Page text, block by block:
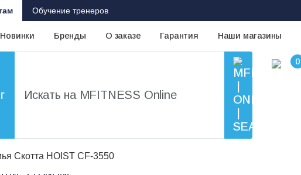
Обучение тренеров
Новинки Бренды О заказе Гарантия Наши магазины
Скотта HOIST CF-3550